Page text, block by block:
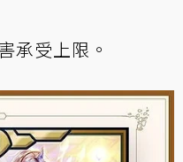
承受上限。